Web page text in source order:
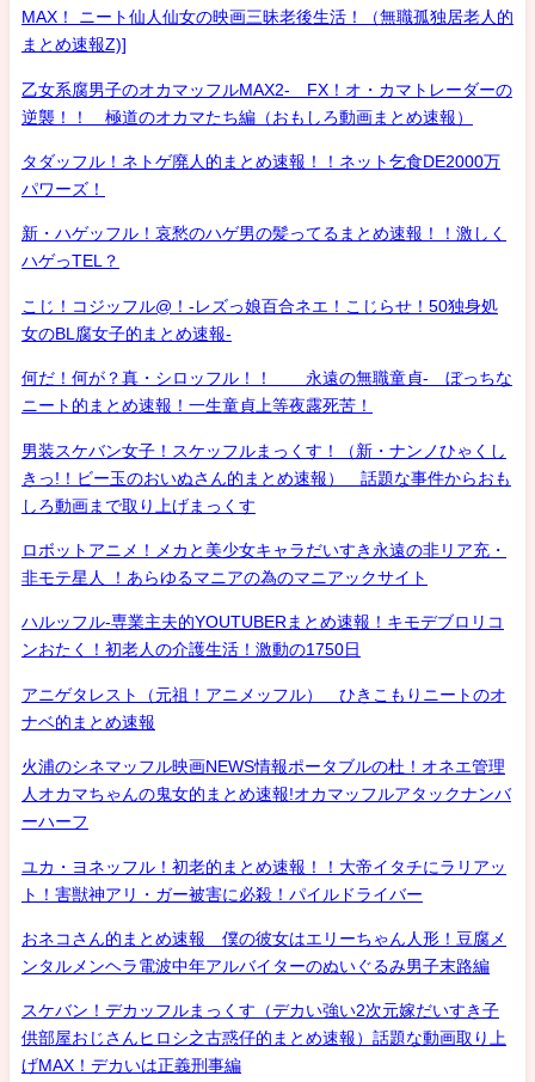
MAX！ ニート仙人仙女の映画三昧老後生活！（無職孤独居老人的
まとめ速報Z)]
乙女系腐男子のオカマッフルMAX2- FX！オ・カマトレーダーの
逆襲！！ 極道のオカマたち編（おもしろ動画まとめ速報）
タダッフル！ネトゲ廃人的まとめ速報！！ネット乞食DE2000万
パワーズ！
新・ハゲッフル！哀愁のハゲ男の髪ってるまとめ速報！！激しく
ハゲっTEL？
こじ！コジッフル@！-レズっ娘百合ネエ！こじらせ！50独身処
女のBL腐女子的まとめ速報-
何だ！何が？真・シロッフル！！ 永遠の無職童貞- ぼっちな
ニート的まとめ速報！一生童貞上等夜露死苦！
男装スケバン女子！スケッフルまっくす！（新・ナンノひゃくし
きっ!！ビー玉のおいぬさん的まとめ速報） 話題な事件からおも
しろ動画まで取り上げまっくす
ロボットアニメ！メカと美少女キャラだいすき永遠の非リア充・
非モテ星人 ！あらゆるマニアの為のマニアックサイト
ハルッフル-専業主夫的YOUTUBERまとめ速報！キモデブロリコ
ンおたく！初老人の介護生活！激動の1750日
アニゲタレスト（元祖！アニメッフル） ひきこもりニートのオ
ナベ的まとめ速報
火浦のシネマッフル映画NEWS情報ポータブルの杜！オネエ管理
人オカマちゃんの鬼女的まとめ速報!オカマッフルアタックナンバ
ーハーフ
ユカ・ヨネッフル！初老的まとめ速報！！大帝イタチにラリアッ
ト！害獣神アリ・ガー被害に必殺！パイルドライバー
おネコさん的まとめ速報 僕の彼女はエリーちゃん人形！豆腐メ
ンタルメンヘラ電波中年アルバイターのぬいぐるみ男子末路編
スケバン！デカッフルまっくす（デカい強い2次元嫁だいすき子
供部屋おじさんヒロシ之古惑仔的まとめ速報）話題な動画取り上
げMAX！デカいは正義刑事編